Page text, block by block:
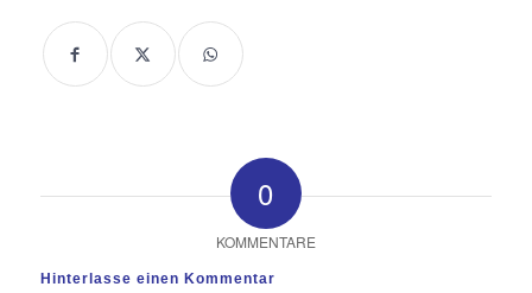
0
KOMMENTARE
Hinterlasse einen Kommentar